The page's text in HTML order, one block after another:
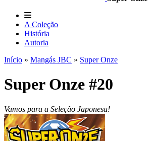
A Coleção
História
Autoria
Início » Mangás JBC » Super Onze
Super Onze #20
Vamos para a Seleção Japonesa!